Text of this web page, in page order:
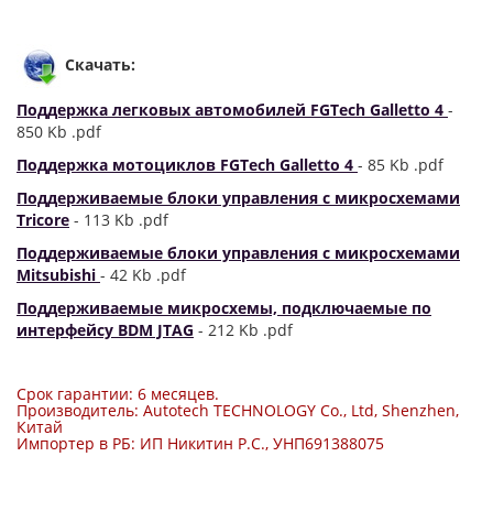
Скачать:
Поддержка легковых автомобилей FGTech Galletto 4 -
850 Kb .pdf
Поддержка мотоциклов FGTech Galletto 4 - 85 Kb .pdf
Поддерживаемые блоки управления с микросхемами
Tricore - 113 Kb .pdf
Поддерживаемые блоки управления с микросхемами
Mitsubishi - 42 Kb .pdf
Поддерживаемые микросхемы, подключаемые по
интерфейсу BDM JTAG - 212 Kb .pdf
Срок гарантии: 6 месяцев.
Производитель: Autotech TECHNOLOGY Co., Ltd, Shenzhen,
Китай
Импортер в РБ: ИП Никитин Р.С., УНП691388075